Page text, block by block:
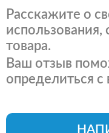
Расскажите о
использования,
товара.
Ваш отзыв
определиться